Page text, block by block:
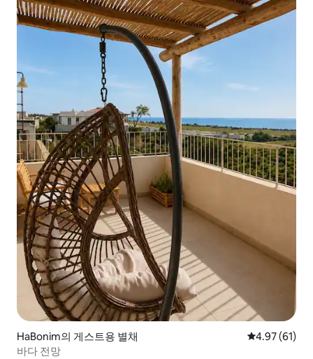
HaBonim의 게스트용 별채 평점 4.97점
4.97 (61)
바다 전망